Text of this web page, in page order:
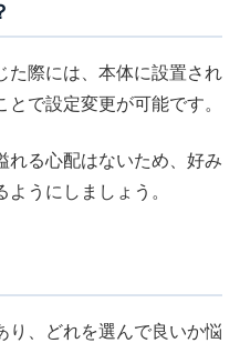
た際には、本体に設置され
で設定変更が可能です。
れる心配はないため、好み
うにしましょう。
り、どれを選んで良いか悩